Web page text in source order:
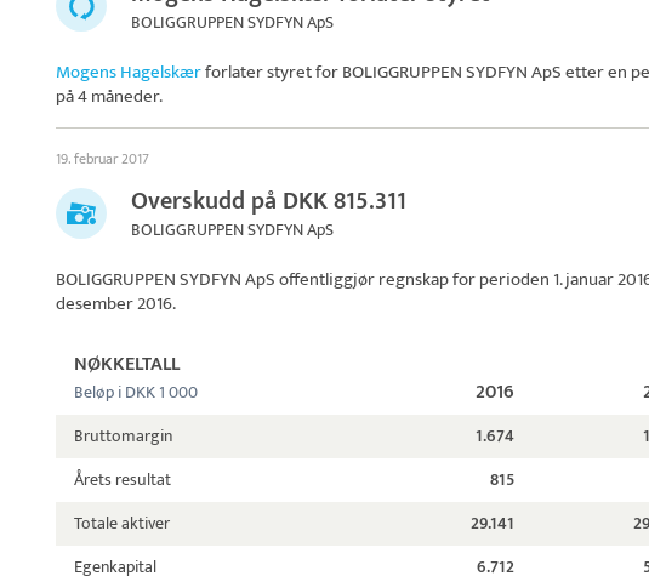
BOLIGGRUPPEN SYDFYN ApS
Mogens Hagelskærforlater styret forBOLIGGRUPPEN SYDFYN ApSetter en
på 4 måneder.
19. februar 2017
Overskudd på DKK 815.311
BOLIGGRUPPEN SYDFYN ApS
BOLIGGRUPPEN SYDFYN ApSoffentliggjør regnskap for perioden 1. januar
desember 2016.
NØKKELTALL
Beløp i DKK 1 000 2016
Bruttomargin 1.674
Årets resultat
815
Totale aktiver
29.141
Egenkapital
6.712